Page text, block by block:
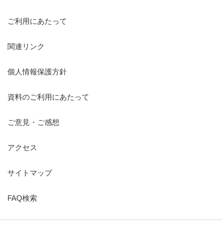
ご利用にあたって
関連リンク
個人情報保護方針
資料のご利用にあたって
ご意見・ご感想
アクセス
サイトマップ
FAQ検索